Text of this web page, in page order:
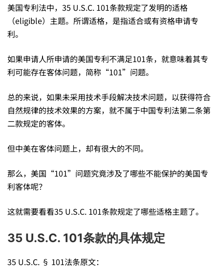
授
权
中
的
101
条
挑
战
美国专利法中，35 U.S.C. 101条款规定了发明的适格
（eligible）主题。所谓适格，是指适合或有资格申请专
利。
如果申请人所申请的美国专利不满足101条，就意味着其专
利可能存在客体问题，简称“101”问题。
总的来说，如果未采用技术手段解决技术问题，以获得符合
自然规律的技术效果的方案，就不属于中国专利法第二条第
二款规定的客体。
但中美在客体问题上，却有很大的不同。
那么，美国“101”问题究竟涉及了哪些不能保护的美国专
利客体呢？
这就需要看看35 U.S.C. 101条款规定了哪些适格主题了。
35 U.S.C. 101条款的具体规定
35 U.S.C. § 101法条原文：